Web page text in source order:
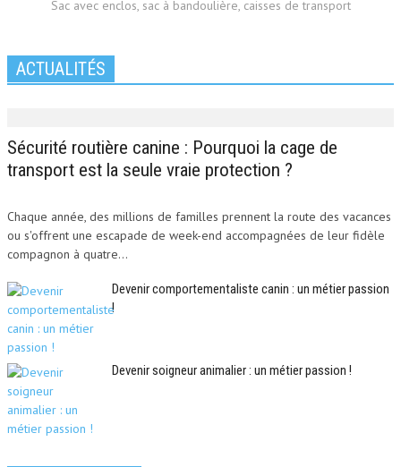
Sac avec enclos, sac à bandoulière, caisses de transport
ACTUALITÉS
Sécurité routière canine : Pourquoi la cage de
transport est la seule vraie protection ?
Chaque année, des millions de familles prennent la route des vacances
ou s'offrent une escapade de week-end accompagnées de leur fidèle
compagnon à quatre...
Devenir comportementaliste canin : un métier passion
!
Devenir soigneur animalier : un métier passion !